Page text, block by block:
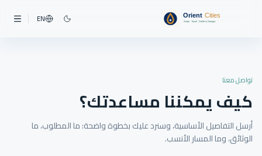
EN
تواصل معنا
كيف يمكننا مساعدتك؟
أرسل التفاصيل الأساسية، وسنرد عليك بخطوة واضحة: ما المطلوب، ما
الوثائق، وما المسار الأنسب.